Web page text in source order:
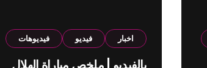
اخبار فيديو فيديوهات
بالفيديو | ملخص مباراة الهلال